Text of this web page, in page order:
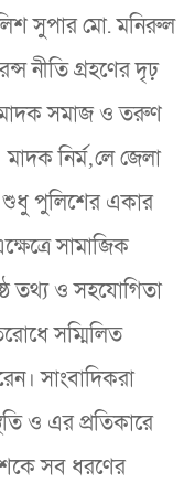
সুপার মো. মনিরুল
নীতি গ্রহণের দৃঢ়
সমাজ ও তরুণ
নির্ম‚লে জেলা
শুধু পুলিশের একার
সামাজিক
তথ্য ও সহযোগিতা
সম্মিলিত
সাংবাদিকরা
ও এর প্রতিকারে
সব ধরণের